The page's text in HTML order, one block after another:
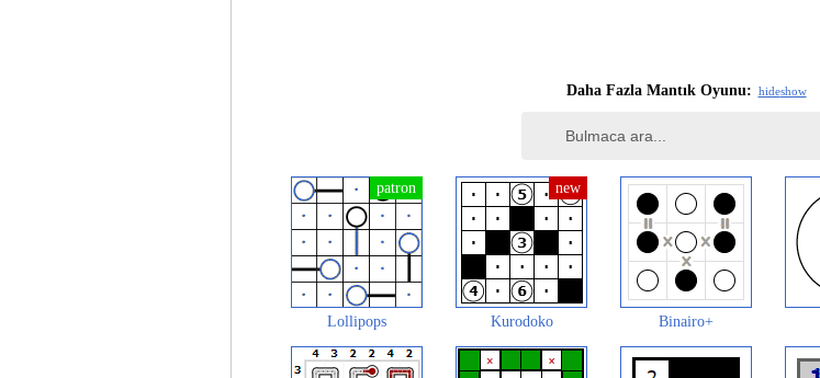
Daha Fazla Mantık Oyunu: hideshow
Lollipops Kurodoko Binairo+